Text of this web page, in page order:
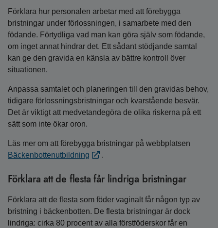
Förklara hur personalen arbetar med att förebygga
bristningar under förlossningen, i samarbete med den
födande. Förtydliga vad man kan göra själv som födande,
om inget annat hindrar det. Ett sådant stödjande samtal
kan ge den gravida en känsla av bättre kontroll över
situationen.
Anpassa samtalet och planeringen till den gravidas behov,
tidigare förlossningsbristningar och kvarstående besvär.
Det är viktigt att medvetandegöra de olika riskerna på ett
sätt som inte ökar oron.
Läs mer om att förebygga bristningar på webbplatsen
Bäckenbottenutbildning
.
Förklara att de flesta får lindriga bristningar
Förklara att de flesta som föder vaginalt får någon typ av
bristning i bäckenbotten. De flesta bristningar är dock
lindriga: cirka 80 procent av alla förstföderskor får en